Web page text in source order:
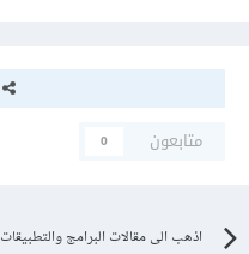
متابعون
0
اذهب الى مقالات البرامج والتطبيقات